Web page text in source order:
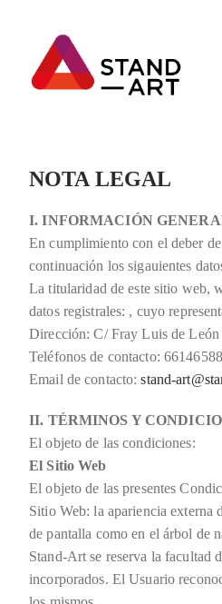
NOTA LEGAL
I. INFORMACIÓN
En cumplimiento con el deber
continuación los sigauientes
La titularidad de este sitio web,
datos registrales: , cuyo
Dirección: C/ Fray Luis de
Teléfonos de contacto:
Email de contacto:stand-
II. TÉRMINOS Y
El objeto de las condiciones:
El Sitio Web
El objeto de las presentes
Sitio Web: la apariencia externa
de pantalla como en el árbol de
Stand-Art se reserva la facultad
incorporados. El Usuario